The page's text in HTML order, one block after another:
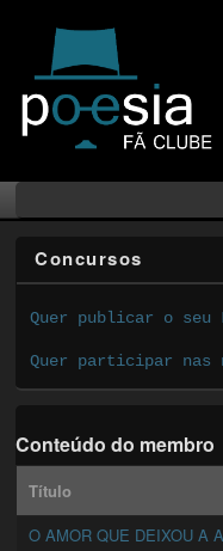
Concursos
Quer publicar o seu
Quer participar nas
Conteúdo do membro
Título
O AMOR QUE DEIXOU A